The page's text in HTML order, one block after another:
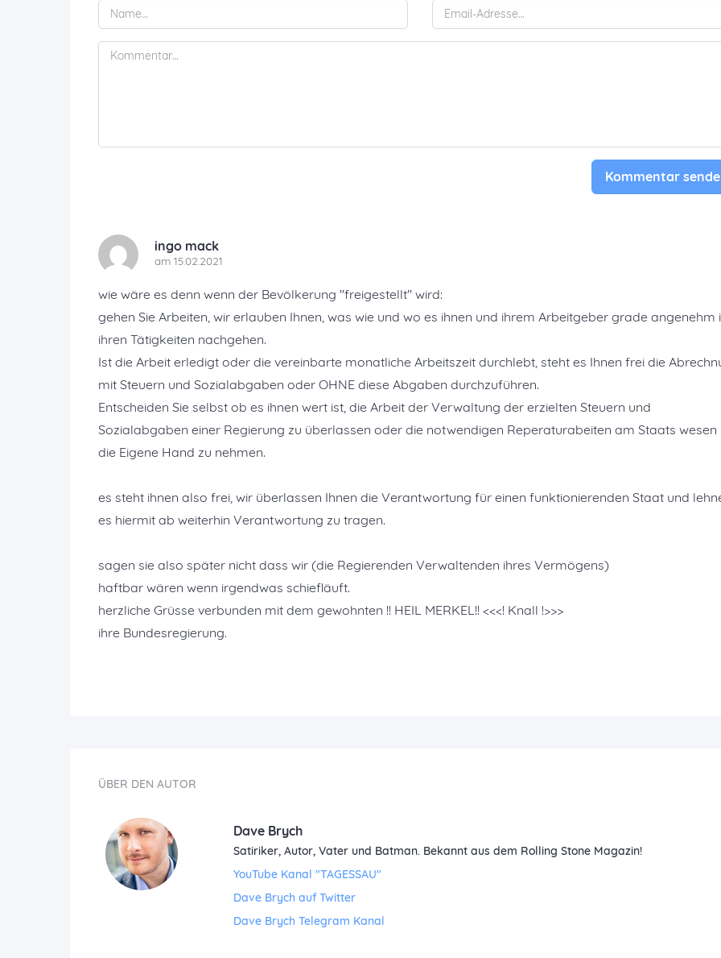
Kommentar
ingo mack
am 15.02.2021
wie wäre es denn wenn der Bevölkerung "freigestellt" wird:
gehen Sie Arbeiten, wir erlauben Ihnen, was wie und wo es ihnen und ihrem Arbeitgeber grade angenehm
ihren Tätigkeiten nachgehen.
Ist die Arbeit erledigt oder die vereinbarte monatliche Arbeitszeit durchlebt, steht es Ihnen frei die
mit Steuern und Sozialabgaben oder OHNE diese Abgaben durchzuführen.
Entscheiden Sie selbst ob es ihnen wert ist, die Arbeit der Verwaltung der erzielten Steuern und
Sozialabgaben einer Regierung zu überlassen oder die notwendigen Reperaturabeiten am Staats wesen
die Eigene Hand zu nehmen.
es steht ihnen also frei, wir überlassen Ihnen die Verantwortung für einen funktionierenden Staat und
es hiermit ab weiterhin Verantwortung zu tragen.
sagen sie also später nicht dass wir (die Regierenden Verwaltenden ihres Vermögens)
haftbar wären wenn irgendwas schiefläuft.
herzliche Grüsse verbunden mit dem gewohnten !! HEIL MERKEL!! <<<! Knall !>>>
ihre Bundesregierung.
ÜBER DEN AUTOR
Dave Brych
Satiriker, Autor, Vater und Batman. Bekannt aus dem Rolling Stone Magazin!
YouTube Kanal "TAGESSAU"
Dave Brych auf Twitter
Dave Brych Telegram Kanal